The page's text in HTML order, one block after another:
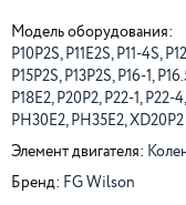
Модель оборудования:
P10P2S, P11E2S, P11-4S,
P15P2S, P13P2S, P16-1,
P18E2, P20P2, P22-1,
PH30E2, PH35E2, XD20P2
Элемент двигателя:
Бренд: FG Wilson